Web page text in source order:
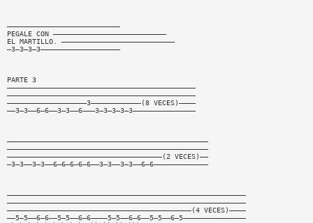
———————————————————————————
PEGALE CON ———————————————————————————
EL MARTILLO. ———————————————————————————
—3—3—3—3———————————————————
PARTE 3
—————————————————————————————————————————————
—————————————————————————————————————————————
———————————————————3————————————(8 VECES)————
——3—3——6—6——3—3——6———3—3—3—3—3———————————————
————————————————————————————————————————————————
————————————————————————————————————————————————
—————————————————————————————————————(2 VECES)——
—3—3——3—3——6—6—6—6—6——3—3——3—3——6—6—————————————
—————————————————————————————————————————————————————————
—————————————————————————————————————————————————————————
————————————————————————————————————————————(4 VECES)————
——5—5——6—6——5—5——6—6————5—5——6—6——5—5——6—5———————————————